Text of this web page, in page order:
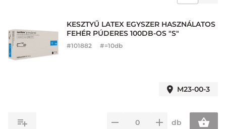
KESZTYŰ LATEX EGYSZER HASZNÁLATOS
FEHÉR PÚDERES 100DB-OS "S"
#101882 #=10db
M23-00-3
db